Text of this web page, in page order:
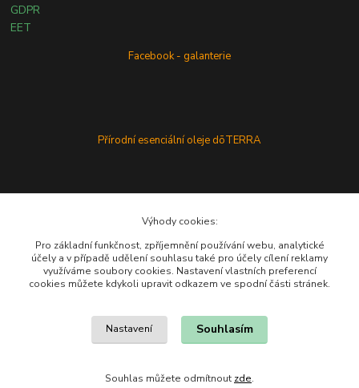
GDPR
EET
Facebook - galanterie
Přírodní esenciální oleje dōTERRA
Výhody cookies:
Pro základní funkčnost, zpříjemnění používání webu, analytické
účely a v případě udělení souhlasu také pro účely cílení reklamy
využíváme soubory cookies. Nastavení vlastních preferencí
cookies můžete kdykoli upravit odkazem ve spodní části stránek.
Nastavení Souhlasím
Souhlas můžete odmítnout zde.